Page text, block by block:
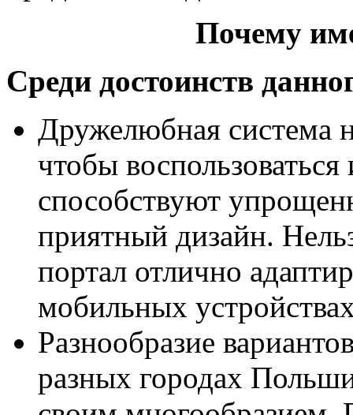
Почему
Среди достоинств
Дружелюбная система
чтобы
способствуют
приятный дизайн.
портал отлично
мобильных
Разнообразие
разных городах